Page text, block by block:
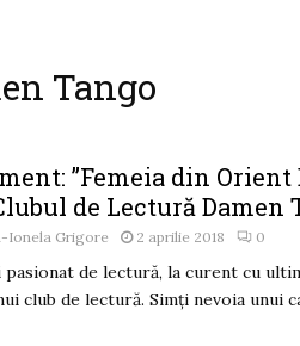
Tango
”Femeia din Orient
de Lectură Damen
Ionela Grigore 2 aprilie 2018 0
pasionat de lectură, la curent cu
club de lectură. Simți nevoia unui